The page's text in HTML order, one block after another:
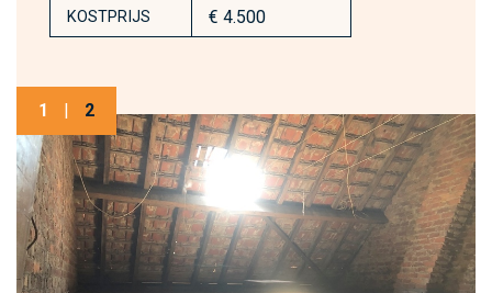
KOSTPRIJS € 4.500
1 | 2